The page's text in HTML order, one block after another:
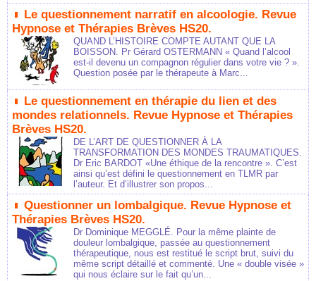
Le questionnement narratif en alcoologie. Revue
Hypnose et Thérapies Brèves HS20.
QUAND L’HISTOIRE COMPTE AUTANT QUE LA
BOISSON. Pr Gérard OSTERMANN « Quand l’alcool
est-il devenu un compagnon régulier dans votre vie ? ».
Question posée par le thérapeute à Marc...
Le questionnement en thérapie du lien et des
mondes relationnels. Revue Hypnose et Thérapies
Brèves HS20.
DE L’ART DE QUESTIONNER À LA
TRANSFORMATION DES MONDES TRAUMATIQUES.
Dr Eric BARDOT «Une éthique de la rencontre ». C’est
ainsi qu’est défini le questionnement en TLMR par
l’auteur. Et d’illustrer son propos...
Questionner un lombalgique. Revue Hypnose et
Thérapies Brèves HS20.
Dr Dominique MEGGLÉ. Pour la même plainte de
douleur lombalgique, passée au questionnement
thérapeutique, nous est restitué le script brut, suivi du
même script détaillé et commenté. Une « double visée »
qui nous éclaire sur le fait qu’un...